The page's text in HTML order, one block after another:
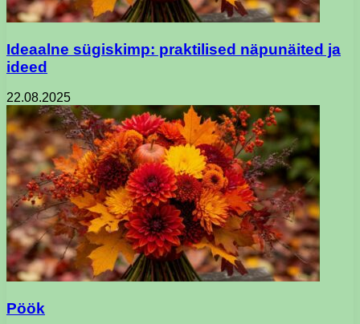
Ideaalne sügiskimp: praktilised näpunäited ja
ideed
22.08.2025
Pöök